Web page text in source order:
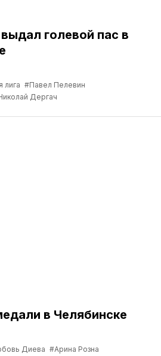
голевой пас в
лига #Павел Пелевин
Дергач
в Челябинске
Диева #Арина Розна